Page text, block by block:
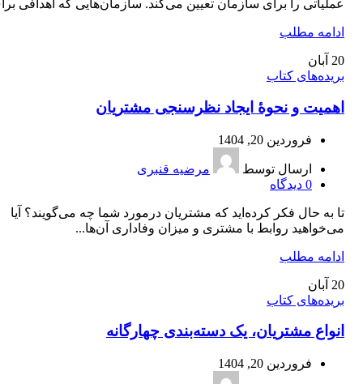
عملیاتی را برای سازمان تعیین می‌کند. سازمان‌هایی که اهدافی
ادامه مطلب
20 آبان
بریده‌های کتاب
اهمیت و نحوۀ ایجاد نظرسنجی مشتریان
فروردین 20, 1404
ارسال توسط
مرضیه قنبری
0 دیدگاه
تا به حال فکر کرده‌اید که مشتریان درمورد شما چه می‌گویند؟ آیا
می‌خواهید روابط با مشتری و میزان وفاداری آن‌ها...
ادامه مطلب
20 آبان
بریده‌های کتاب
انواع مشتریان، یک دسته‌بندی چهارگانه
فروردین 20, 1404